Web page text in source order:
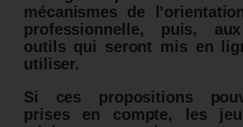
mécanismes de
professionnelle, puis,
outils qui seront mis en
utiliser.
Si ces propositions
prises en compte, les